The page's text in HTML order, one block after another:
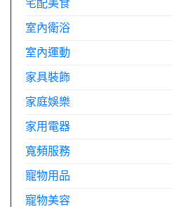
宅配美食
室內衛浴
室內運動
家具裝飾
家庭娛樂
家用電器
寬頻服務
寵物用品
寵物美容